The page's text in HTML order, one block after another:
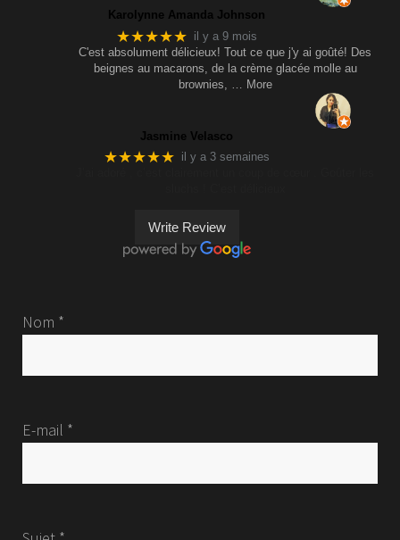
Karolynne Amanda Johnson
★★★★★ il y a 9 mois
C'est absolument délicieux! Tout ce que j'y ai goûté! Des
beignes au macarons, de la crème glacée molle au
brownies,
… More
Jasmine Velasco
★★★★★ il y a 3 semaines
Write Review
Nom *
E-mail *